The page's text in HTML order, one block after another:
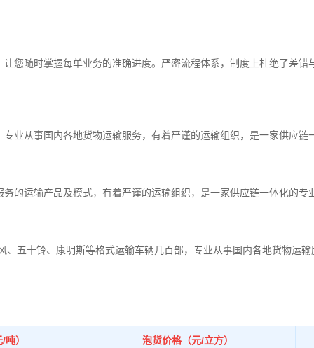
您随时掌握每单业务的准确进度。严密流程体系，制度上杜绝了差错
业从事国内各地货物运输服务，有着严谨的运输组织，是一家供应链
的运输产品及模式，有着严谨的运输组织，是一家供应链一体化的专
、五十铃、康明斯等格式运输车辆几百部，专业从事国内各地货物运
） 泡货价格（元/立方）